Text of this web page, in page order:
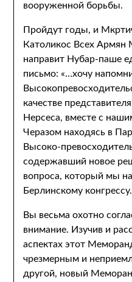
вооруженной борьбы.
Пройдут годы, и
Католикос Всех Армян
направит Нубар-паше
письмо: «…хочу
качестве
Нерсеса, вместе с
Черазом находясь в
Высоко-
содержавший новое
вопроса, который мы
Берлинскому конгрессу.
Вы весьма охотно
внимание. Изучив и
аспектах этот
чрезмерным и
другой, новый